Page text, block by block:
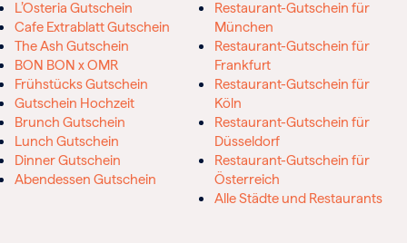
L’Osteria Gutschein
Cafe Extrablatt Gutschein
The Ash Gutschein
BON BON x OMR
Frühstücks Gutschein
Gutschein Hochzeit
Brunch Gutschein
Lunch Gutschein
Dinner Gutschein
Abendessen Gutschein
Restaurant-Gutschein für
München
Restaurant-Gutschein für
Frankfurt
Restaurant-Gutschein für
Köln
Restaurant-Gutschein für
Düsseldorf
Restaurant-Gutschein für
Österreich
Alle Städte und Restaurants